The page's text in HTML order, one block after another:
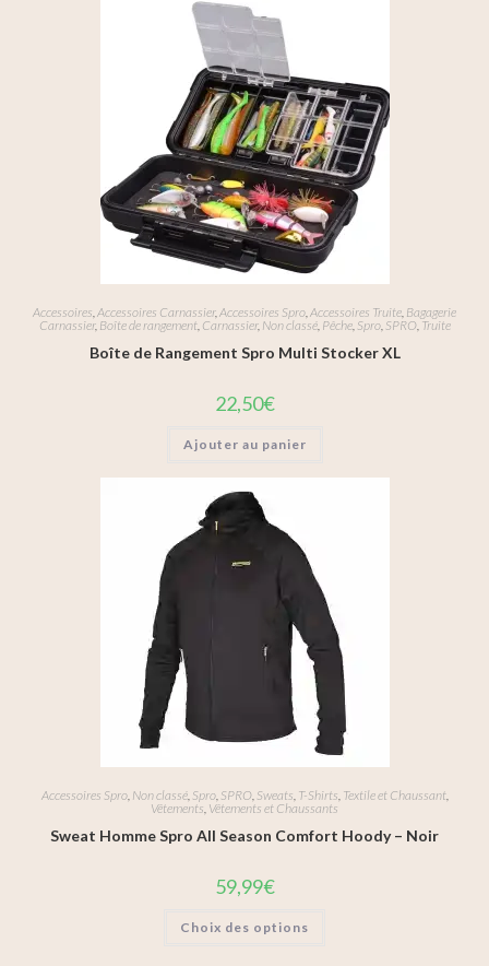
Accessoires,Accessoires Carnassier,Accessoires Spro,Accessoires Truite, Bagagerie
Carnassier, Boîte de rangement, Carnassier, Non classé, Pêche, Spro, SPRO, Truite
Boîte de Rangement Spro Multi Stocker XL
22,50€
Ajouter au panier
Accessoires Spro, Non classé, Spro, SPRO, Sweats T-Shirts Textile et Chaussant,
Vêtements Vêtements et Chaussants
Sweat Homme Spro All Season Comfort Hoody – Noir
59,99€
Choix des options